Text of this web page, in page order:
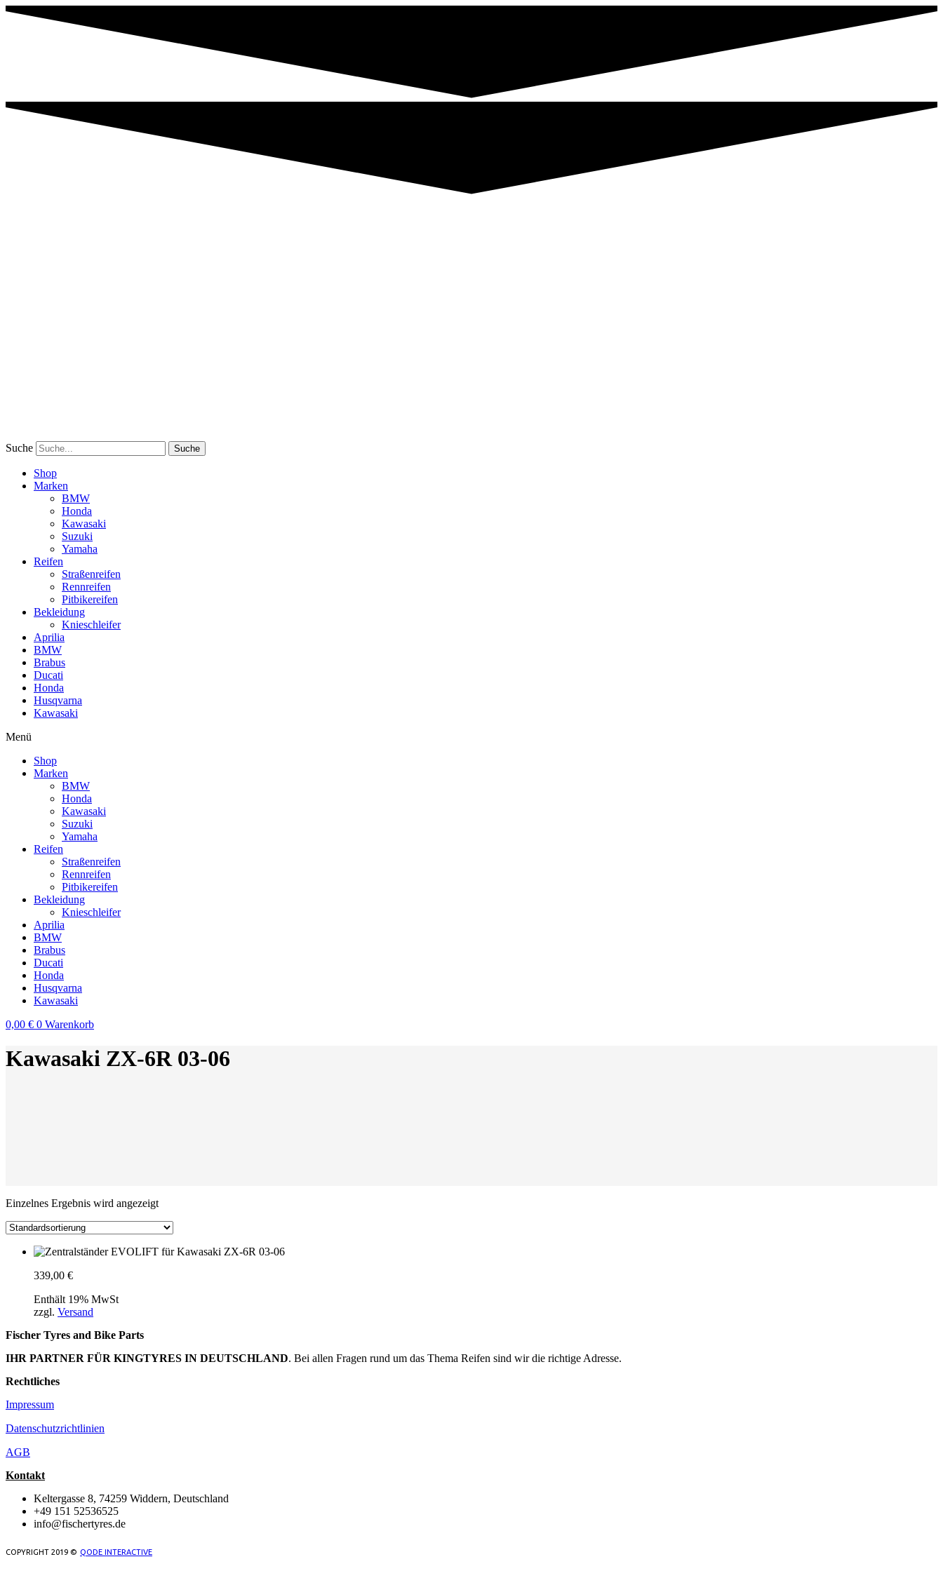
Suche Suche
Shop
Marken
BMW
Honda
Kawasaki
Suzuki
Yamaha
Reifen
Straßenreifen
Rennreifen
Pitbikereifen
Bekleidung
Knieschleifer
Aprilia
BMW
Brabus
Ducati
Honda
Husqvarna
Kawasaki
Menü
Shop
Marken
BMW
Honda
Kawasaki
Suzuki
Yamaha
Reifen
Straßenreifen
Rennreifen
Pitbikereifen
Bekleidung
Knieschleifer
Aprilia
BMW
Brabus
Ducati
Honda
Husqvarna
Kawasaki
0,00 € 0 Warenkorb
Kawasaki ZX-6R 03-06
Einzelnes Ergebnis wird angezeigt
339,00 €
Enthält 19% MwSt
zzgl. Versand
Fischer Tyres and Bike Parts
IHR PARTNER FÜR KINGTYRES IN DEUTSCHLAND. Bei allen Fragen rund um das Thema Reifen sind wir die richtige Adresse.
Rechtliches
Impressum
Datenschutzrichtlinien
AGB
Kontakt
Keltergasse 8, 74259 Widdern, Deutschland
+49 151 52536525
info@fischertyres.de
COPYRIGHT 2019 © QODE INTERACTIVE